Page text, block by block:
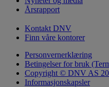
Årsrapport
Kontakt DNV
Finn våre kontorer
Personvernerklæring
Betingelser for bruk
Copyright © DNV AS
Informasjonskapsler